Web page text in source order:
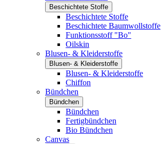
Beschichtete Stoffe
Beschichtete Stoffe
Beschichtete Baumwollstoffe
Funktionsstoff "Bo"
Oilskin
Blusen- & Kleiderstoffe
Blusen- & Kleiderstoffe
Blusen- & Kleiderstoffe
Chiffon
Bündchen
Bündchen
Bündchen
Fertigbündchen
Bio Bündchen
Canvas